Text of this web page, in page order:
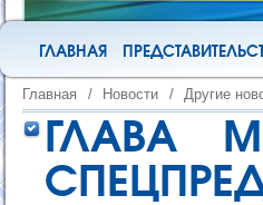
ГЛАВНАЯ
Главная / Новости / Другие
ГЛАВА